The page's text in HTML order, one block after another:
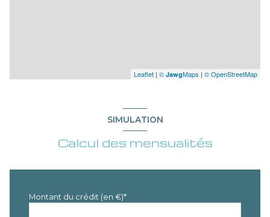
Leaflet | © JawgMaps | © OpenStreetMap
SIMULATION
Calcul des mensualités
Montant du crédit (en €)*